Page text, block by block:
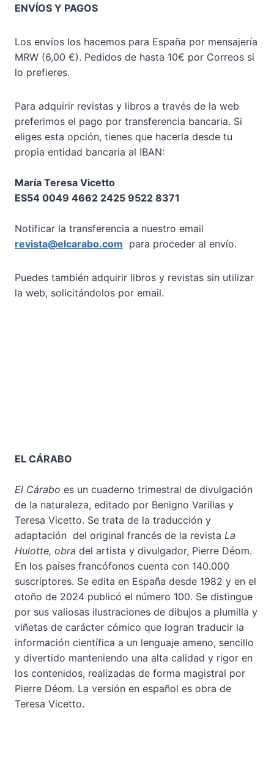
ENVÍOS Y PAGOS
Los envíos los hacemos para España por mensajería
MRW (6,00 €). Pedidos de hasta 10€ por Correos si
lo prefieres.
Para adquirir revistas y libros a través de la web
preferimos el pago por transferencia bancaria. Si
eliges esta opción, tienes que hacerla desde tu
propia entidad bancaria al IBAN:
María Teresa Vicetto
ES54 0049 4662 2425 9522 8371
Notificar la transferencia a nuestro email
revista@elcarabo.com para proceder al envío.
Puedes también adquirir libros y revistas sin utilizar
la web, solicitándolos por email.
EL CÁRABO
El Cárabo es un cuaderno trimestral de divulgación
de la naturaleza, editado por Benigno Varillas y
Teresa Vicetto. Se trata de la traducción y
adaptación del original francés de la revista La
Hulotte, obra del artista y divulgador, Pierre Déom.
En los países francófonos cuenta con 140.000
suscriptores. Se edita en España desde 1982 y en el
otoño de 2024 publicó el número 100. Se distingue
por sus valiosas ilustraciones de dibujos a plumilla y
viñetas de carácter cómico que logran traducir la
información científica a un lenguaje ameno, sencillo
y divertido manteniendo una alta calidad y rigor en
los contenidos, realizadas de forma magistral por
Pierre Déom. La versión en español es obra de
Teresa Vicetto.